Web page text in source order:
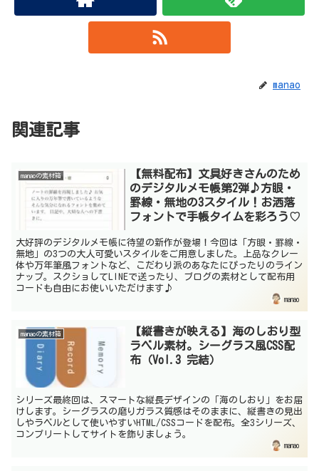
manao
関連記事
manaoの素材箱
【無料配布】文具好きさんのため
のデジタルメモ帳第2弾♪方眼・
罫線・無地の3スタイル！お洒落
フォントで手帳タイムを彩ろう♡
大好評のデジタルメモ帳に待望の新作が登場！今回は「方眼・罫線・
無地」の3つの大人可愛いスタイルをご用意しました。上品なクレー
体や万年筆風フォントなど、こだわり派のあなたにぴったりのライン
ナップ。スクショしてLINEで送ったり、ブログの素材として配布用
コードも自由にお使いいただけます♪
manao
manaoの素材箱
【縦書きが映える】海のしおり型
ラベル素材。シーグラス風CSS配
布（Vol.3 完結）
シリーズ最終回は、スマートな縦長デザインの「海のしおり」をお届
けします。シーグラスの磨りガラス質感はそのままに、縦書きの見出
しやラベルとして使いやすいHTML/CSSコードを配布。全3シリーズ、
コンプリートしてサイトを飾りましょう。
manao